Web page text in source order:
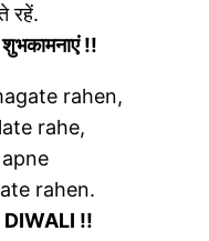
रहें.
शुभकामनाएं !!
rahen,
rahe,
rahen.
!!